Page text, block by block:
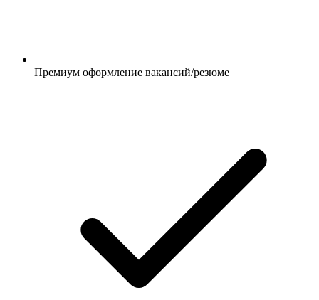
Премиум оформление вакансий/резюме